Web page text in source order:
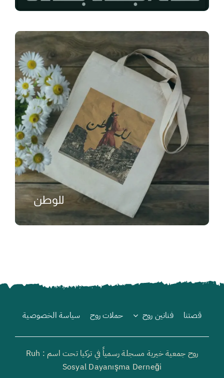
₺
للوطن
₺
قصتنا فنانين روح حملات روح سياسة الخصوصية
روح جمعية خيرية مسجلة رسمياً في تركيا تحت اسم : Ruh
Sosyal Dayanışma Derneği